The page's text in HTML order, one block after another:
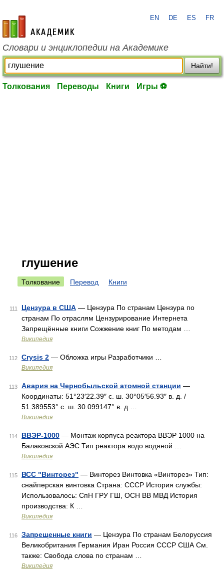
academic.ru
EN DE ES FR
Словари и энциклопедии на Академике
Найти!
Толкования Переводы Книги Игры ⚽
глушение
Толкование Перевод Книги
111 Цензура в США — Цензура По странам Цензура по
странам По отраслям Цензурирование Интернета
Запрещённые книги Сожжение книг По методам …
Википедия
112 Crysis 2 — Обложка игры Разработчики …
Википедия
113 Авария на Чернобыльской атомной станции —
Координаты: 51°23′22.39″ с. ш. 30°05′56.93″ в. д. /
51.389553° с. ш. 30.099147° в. д …
Википедия
114 ВВЭР-1000 — Монтаж корпуса реактора ВВЭР 1000 на
Балаковской АЭС Тип реактора водо водяной …
Википедия
115 ВСС "Винторез" — Винторез Винтовка «Винторез» Тип:
снайперская винтовка Страна: СССР История службы:
Использовалось: СпН ГРУ ГШ, ОСН ВВ МВД История
производства: К …
Википедия
116 Запрещенные книги — Цензура По странам Белоруссия
Великобритания Германия Иран Россия СССР США См.
также: Свобода слова по странам …
Википедия